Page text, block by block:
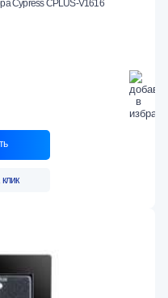
Cypress CPLUS-V1616